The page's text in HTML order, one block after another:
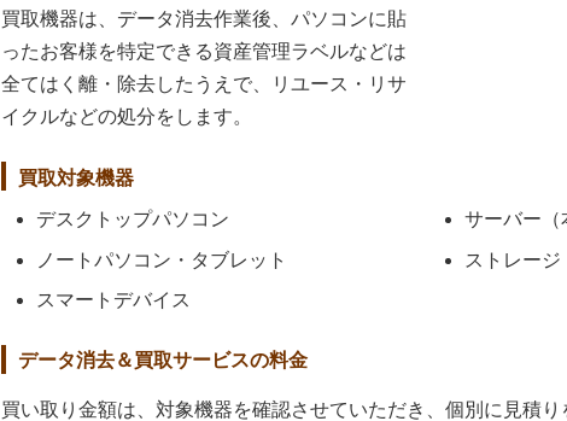
買取機器は、データ消去作業後、パソコンに貼
ったお客様を特定できる資産管理ラベルなどは
全てはく離・除去したうえで、リユース・リサ
イクルなどの処分をします。
買取対象機器
デスクトップパソコン
ノートパソコン・タブレット
スマートデバイス
サーバー（
ストレージ
データ消去＆買取サービスの料金
買い取り金額は、対象機器を確認させていただき、個別に見積